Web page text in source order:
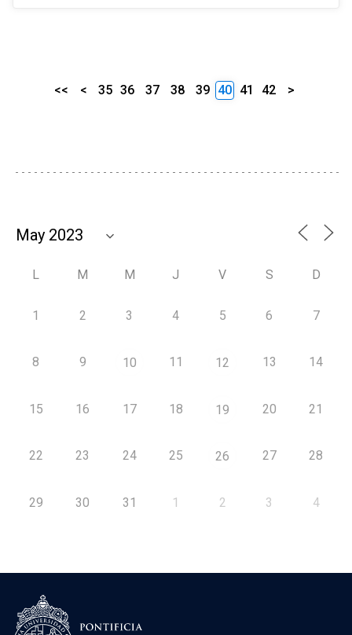
<< < 35 36 37 38 39 40 41 42 >
L M M J V S D
1 2 3 4 5 6 7
8 9 10 11 12 13 14
15 16 17 18 19 20 21
22 23 24 25 26 27 28
29 30 31 1 2 3 4